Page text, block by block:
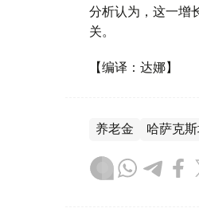
分析认为，这一增
关。
【编译：达娜】
养老金 哈萨克斯